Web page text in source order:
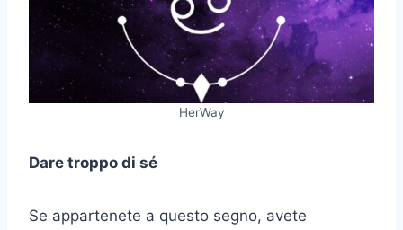
HerWay
Dare troppo di sé
Se appartenete a questo segno, avete